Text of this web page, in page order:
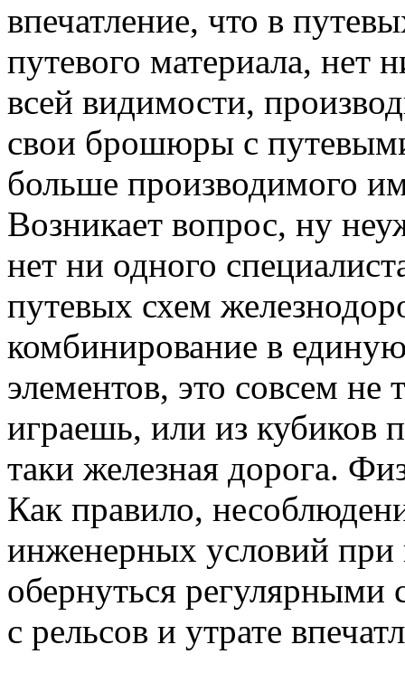
впечатление, что в
путевого материала, нет
всей видимости,
свои брошюры с
больше производимого
Возникает вопрос, ну
нет ни одного
путевых схем
комбинирование в
элементов, это совсем не
играешь, или из кубиков
таки железная дорога.
Как правило,
инженерных условий при
обернуться регулярными
с рельсов и утрате